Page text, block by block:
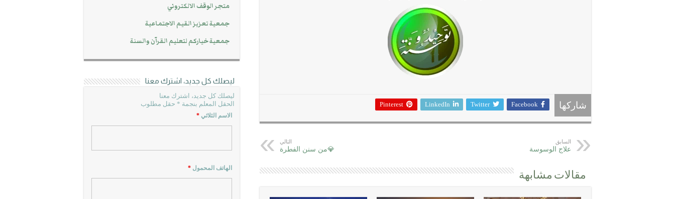
شاركها Facebook
Twitter
LinkedIn
Pinterest
السابق
علاج الوسوسة
التالي
💎من سنن الفطرة
مقالات مشابهة
متجر الوقف الالكتروني
جمعية تعزيز القيم الاجتماعية
جمعية خياركم لتعليم القرآن والسنة
ليصلك كل جديد، اشترك معنا
ليصلك كل جديد، اشترك معنا
الحقل المعلم بنجمة * حقل مطلوب
الاسم الثلاثي *
الهاتف المحمول *